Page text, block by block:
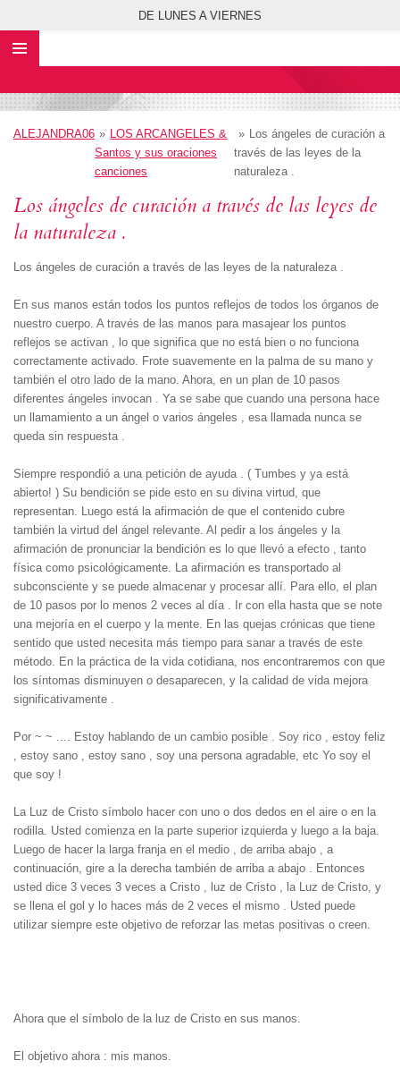
contenido
DE LUNES A VIERNES
ALEJANDRA06 » LOS ARCANGELES &
Santos y sus oraciones
canciones
» Los ángeles de curación a
través de las leyes de la
naturaleza .
Los ángeles de curación a través de las leyes de
la naturaleza .
Los ángeles de curación a través de las leyes de la naturaleza .
En sus manos están todos los puntos reflejos de todos los órganos de
nuestro cuerpo. A través de las manos para masajear los puntos
reflejos se activan , lo que significa que no está bien o no funciona
correctamente activado. Frote suavemente en la palma de su mano y
también el otro lado de la mano. Ahora, en un plan de 10 pasos
diferentes ángeles invocan . Ya se sabe que cuando una persona hace
un llamamiento a un ángel o varios ángeles , esa llamada nunca se
queda sin respuesta .
Siempre respondió a una petición de ayuda . ( Tumbes y ya está
abierto! ) Su bendición se pide esto en su divina virtud, que
representan. Luego está la afirmación de que el contenido cubre
también la virtud del ángel relevante. Al pedir a los ángeles y la
afirmación de pronunciar la bendición es lo que llevó a efecto , tanto
física como psicológicamente. La afirmación es transportado al
subconsciente y se puede almacenar y procesar allí. Para ello, el plan
de 10 pasos por lo menos 2 veces al día .
Ir con ella hasta que se note
una mejoría en el cuerpo y la mente. En las quejas crónicas que tiene
sentido que usted necesita más tiempo para sanar a través de este
método. En la práctica de la vida cotidiana, nos encontraremos con que
los síntomas disminuyen o desaparecen, y la calidad de vida mejora
significativamente .
Por ~ ~ .... Estoy hablando de un cambio posible . Soy rico , estoy feliz
, estoy sano , estoy sano , soy una persona agradable, etc Yo soy el
que soy !
La Luz de Cristo símbolo hacer con uno o dos dedos en el aire o en la
rodilla. Usted comienza en la parte superior izquierda y luego a la baja.
Luego de hacer la larga franja en el medio , de arriba abajo , a
continuación, gire a la derecha también de arriba a abajo . Entonces
usted dice 3 veces 3 veces a Cristo , luz de Cristo , la Luz de Cristo, y
se llena el gol y lo haces más de 2 veces el mismo . Usted puede
utilizar siempre este objetivo de reforzar las metas positivas o creen.
Ahora que el símbolo de la luz de Cristo en sus manos.
El objetivo ahora : mis manos.